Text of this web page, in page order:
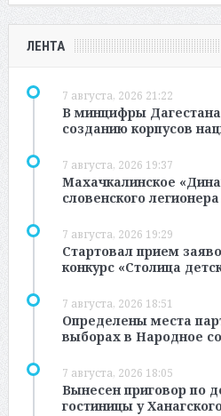
ЛЕНТА
7 августа, 2026 21:22
В минцифры
созданию корпусов
7 августа, 2026 19:37
Махачкалинское
словенского легионера
7 августа, 2026 19:29
Стартовал прием
конкурс «Столица
7 августа, 2026 18:51
Определены места
выборах в Народное
7 августа, 2026 18:05
Вынесен приговор по
гостиницы у